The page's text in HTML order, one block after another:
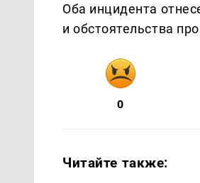
Оба инцидента
и обстоятельства
0
Читайте также: